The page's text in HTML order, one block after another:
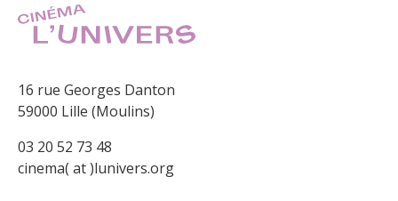
16 rue Georges Danton
59000 Lille (Moulins)
03 20 52 73 48
cinema( at )lunivers.org